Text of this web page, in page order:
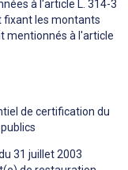
à l'article L. 314-3
fixant les montants
mentionnés à l'article
de certification du
31 juillet 2003